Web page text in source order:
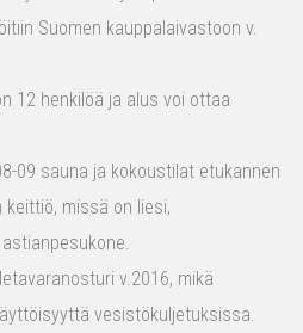
Suomen kauppalaivastoon v.
12 henkilöä ja alus voi ottaa
09 sauna ja kokoustilat etukannen
missä on liesi,
v.2016, mikä
vesistökuljetuksissa.